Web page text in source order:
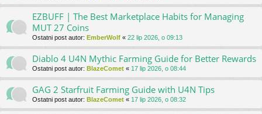
EZBUFF | The Best Marketplace Habits for Managing
MUT 27 Coins
Ostatni post autor: EmberWolf « 22 lip 2026, o 09:13
Diablo 4 U4N Mythic Farming Guide for Better Rewards
Ostatni post autor: BlazeComet « 17 lip 2026, o 08:44
GAG 2 Starfruit Farming Guide with U4N Tips
Ostatni post autor: BlazeComet « 17 lip 2026, o 08:32